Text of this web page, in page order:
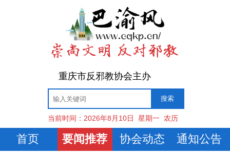
重庆市反邪教协会主办
当前时间： 2026年8月10日 星期一 农历
首页 要闻推荐 协会动态 通知公告